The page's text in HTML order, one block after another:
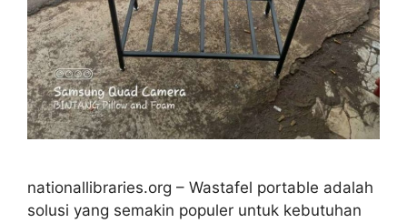
nationallibraries.org – Wastafel portable adalah
solusi yang semakin populer untuk kebutuhan